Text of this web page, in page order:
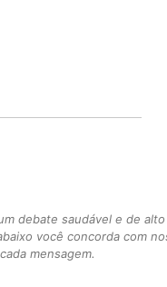
debate saudável e de
você concorda com
mensagem.